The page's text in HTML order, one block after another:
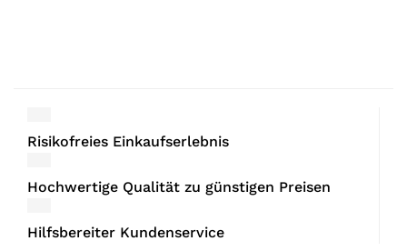
Risikofreies Einkaufserlebnis
Hochwertige Qualität zu günstigen Preisen
Hilfsbereiter Kundenservice